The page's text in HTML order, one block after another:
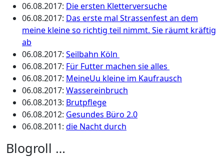
06.08.2017: Die ersten Kletterversuche
06.08.2017: Das erste mal Strassenfest an dem
meine kleine so richtig teil nimmt. Sie räumt kräftig
ab
06.08.2017: Seilbahn Köln
06.08.2017: Für Futter machen sie alles
06.08.2017: MeineUu kleine im Kaufrausch
06.08.2017: Wassereinbruch
06.08.2013: Brutpflege
06.08.2012: Gesundes Büro 2.0
06.08.2011: die Nacht durch
Blogroll …